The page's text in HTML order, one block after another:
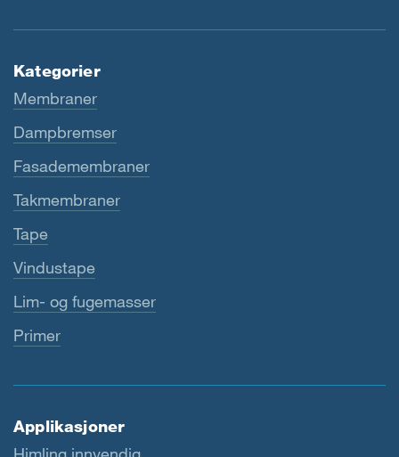
Kategorier
Membraner
Dampbremser
Fasademembraner
Takmembraner
Tape
Vindustape
Lim- og fugemasser
Primer
Applikasjoner